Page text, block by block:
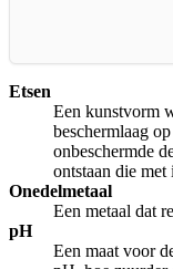
Etsen
Een kunstvorm
beschermlaag
onbeschermde
ontstaan die
Onedelmetaal
Een metaal dat
pH
Een maat voor